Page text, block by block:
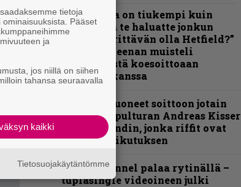
”Metallica on tiukempi kuin
koskaan ja te haluatte jonkun
nulikan yrittävän olla Hetfield?”
– Pepper Keenan muisteli
ensimmäistä koesoittoaan
hevijätin kanssa
”He ovat tuoneet soittoon jotain
uutta” – Sepulturan Andreas Kisser
nimeää bändin, jonka riffit ovat
tehneet vaikutuksen
Blind Channel palaa rytinällä –
tuplasingle videoineen julki
tietoja
Pääset
ja
jos niillä on siihen
tahansa seuraavalla
kaikki
Tietosuojakäytäntömme